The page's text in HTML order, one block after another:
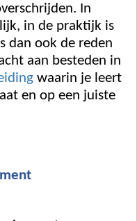
In
in de praktijk is
dan ook de reden
aan besteden in
waarin je leert
en op een juiste